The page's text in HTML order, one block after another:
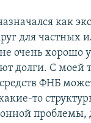
как
для частных
очень хорошо
долги. С моей
ФНБ
то
проблемы,